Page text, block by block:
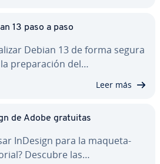
13 paso a paso
Debian 13 de forma segura
pre­pa­ra­ción del…
Leer más
de Adobe gratuitas
InDesign para la ma­que­ta­
Descubre las…